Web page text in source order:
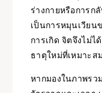
ร่างกายหรือการก
เป็นการหมุนเวียน
การเกิด จิตจึงไม่
ธาตุใหม่ที่เหมาะส
หากมองในภาพรว